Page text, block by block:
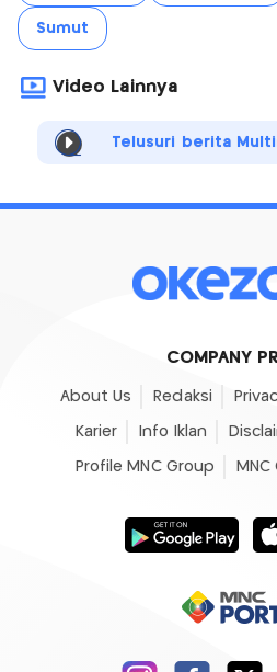
Sumut
Video Lainnya
Telusuri berita
COMPANY
About Us Redaksi
Karier Info Iklan
Profile MNC Group